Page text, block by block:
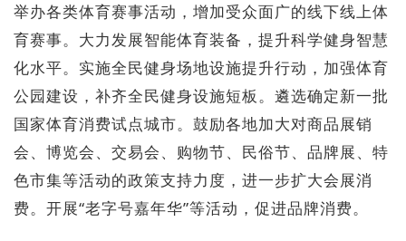
举办各类体育赛事活动，增加受众面广的线下线上体
育赛事。大力发展智能体育装备，提升科学健身智慧
化水平。实施全民健身场地设施提升行动，加强体育
公园建设，补齐全民健身设施短板。遴选确定新一批
国家体育消费试点城市。鼓励各地加大对商品展销
会、博览会、交易会、购物节、民俗节、品牌展、特
色市集等活动的政策支持力度，进一步扩大会展消
费。开展“老字号嘉年华”等活动，促进品牌消费。